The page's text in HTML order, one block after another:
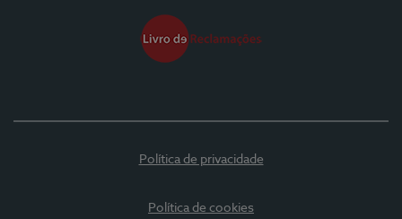
Política de privacidade
Política de cookies